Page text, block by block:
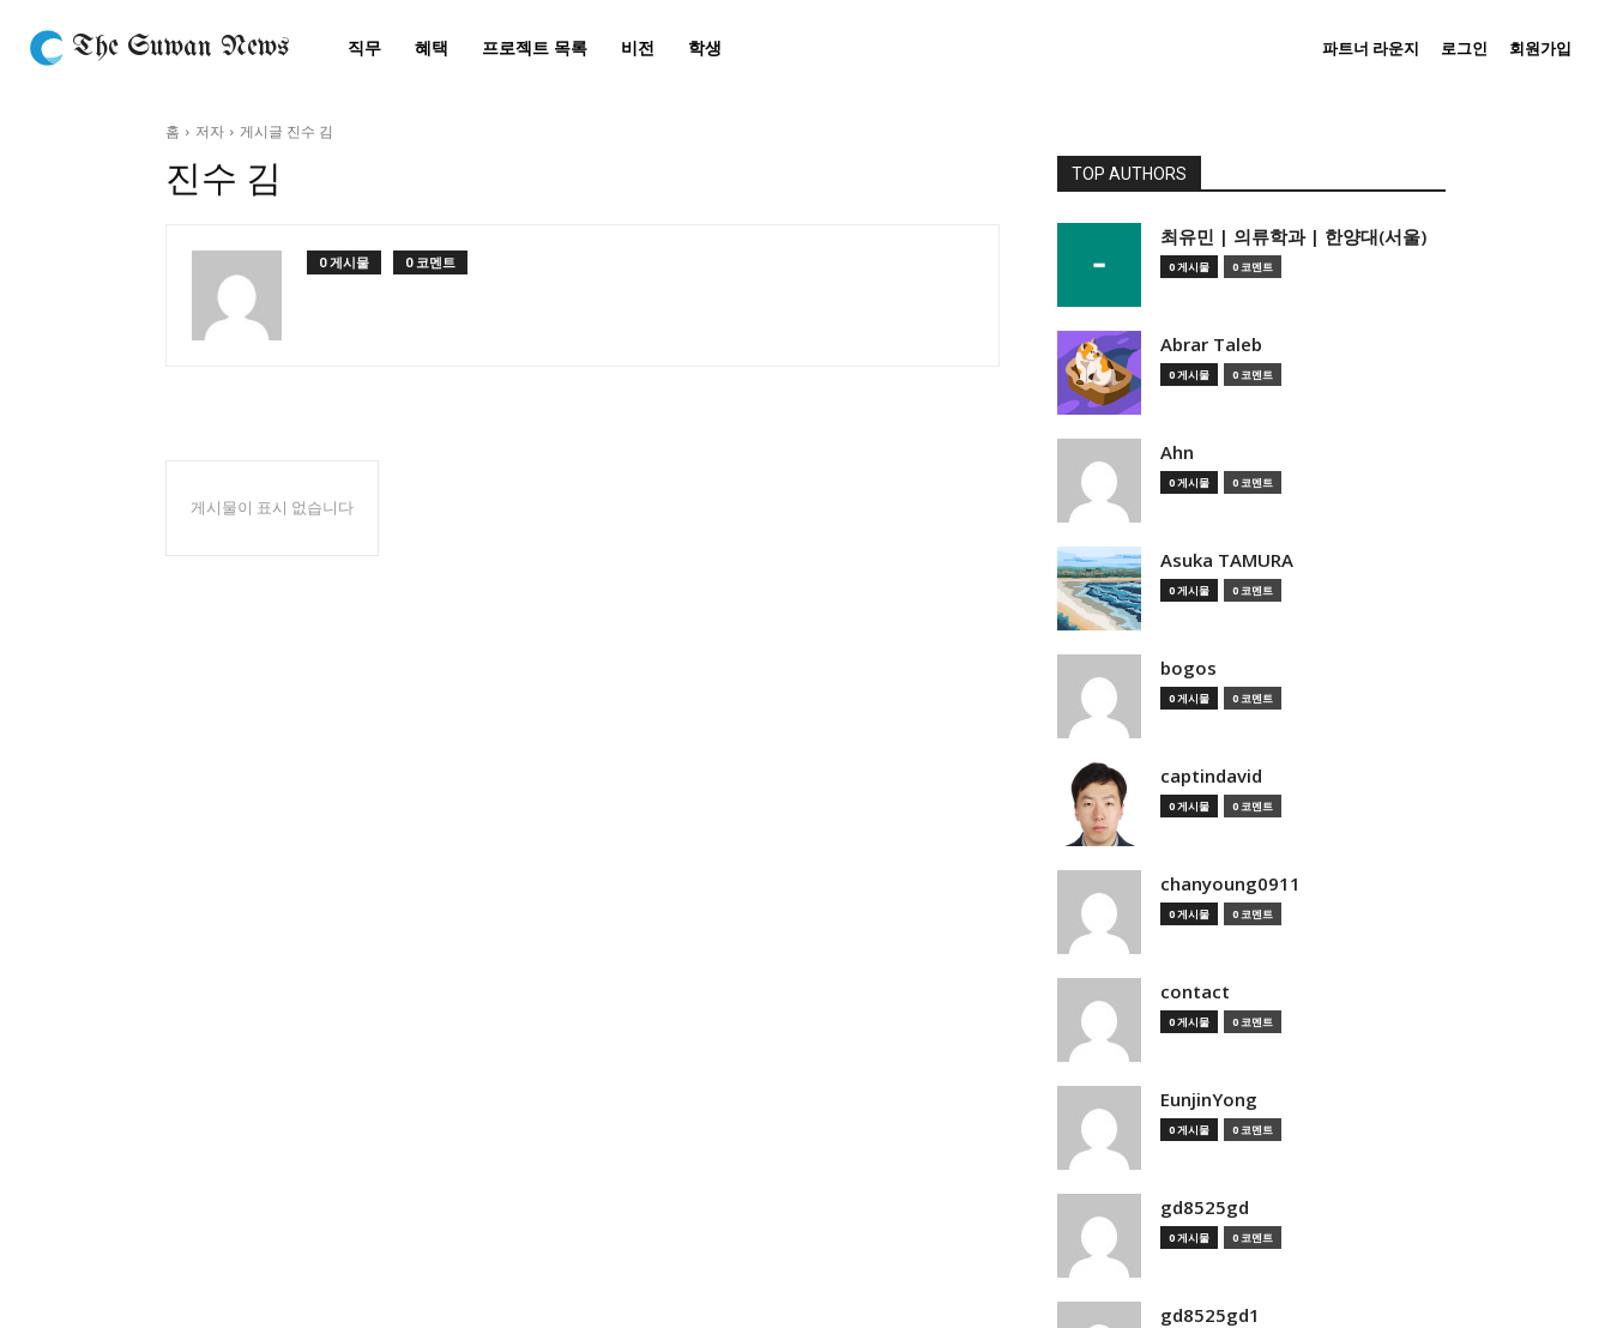
The Suwan News 직무 혜택 프로젝트 목록 비전 학생 파트너 라운지 로그인 회원가입
홈 저자 게시글 진수 김
진수 김
0 게시물 0 코멘트
게시물이 표시 없습니다
TOP AUTHORS
­최유민 | 의류학과 | 한양대(서울)
0 게시물 0 코멘트
Abrar Taleb
0 게시물 0 코멘트
Ahn
0 게시물 0 코멘트
Asuka TAMURA
0 게시물 0 코멘트
bogos
0 게시물 0 코멘트
captindavid
0 게시물 0 코멘트
chanyoung0911
0 게시물 0 코멘트
contact
0 게시물 0 코멘트
EunjinYong
0 게시물 0 코멘트
gd8525gd
0 게시물 0 코멘트
gd8525gd1